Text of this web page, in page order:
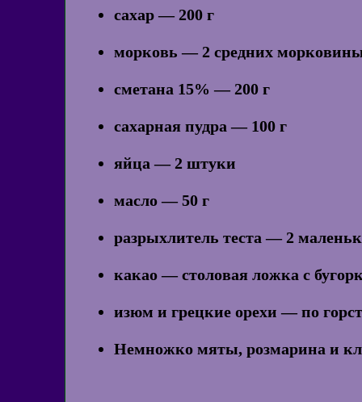
сахар — 200 г
морковь — 2 средних
сметана 15% — 200 г
сахарная пудра — 100 г
яйца — 2 штуки
масло — 50 г
разрыхлитель теста — 2
какао — столовая ложка с
изюм и грецкие орехи — по
Немножко мяты, розмарина и